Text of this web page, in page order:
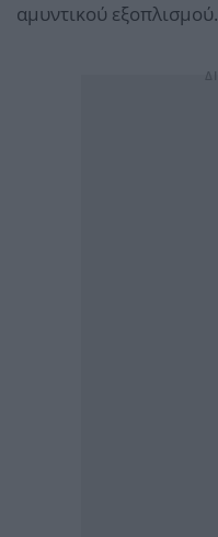
αμυντικού εξοπλισμού.